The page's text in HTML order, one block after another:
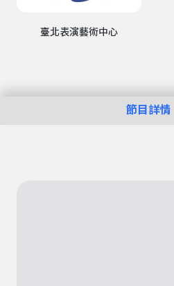
節目詳情
臺北表演藝術中心